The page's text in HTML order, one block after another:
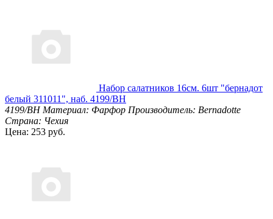
Набор салатников 16см. 6шт "бернадот
белый 311011", наб. 4199/BH
4199/BH Материал: Фарфор Производитель: Bernadotte
Страна: Чехия
Цена: 253 руб.